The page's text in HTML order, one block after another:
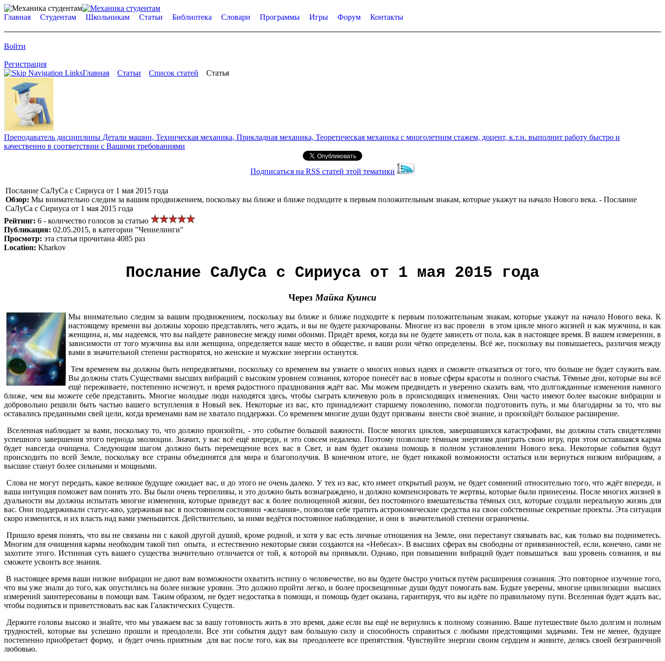
Главная Студентам Школьникам Статьи Библиотека Словари Программы Игры Форум Контакты
Войти
Регистрация
Главная
Статьи Список статей Статья
Преподаватель дисциплины Детали машин, Техническая механика, Прикладная механика, Теоретическая механика с многолетним стажем, доцент, к.т.н. выполнит работу быстро и
качественно в соответствии с Вашими требованиями
Подписаться на RSS статей этой тематики
Послание СаЛуСа с Сириуса от 1 мая 2015 года
Обзор: Мы внимательно следим за вашим продвижением, поскольку вы ближе и ближе подходите к первым положительным знакам, которые укажут на начало Нового века. - Послание
СаЛуСа с Сириуса от 1 мая 2015 года
Рейтинг: 6 - количество голосов за статью
Публикация: 02.05.2015, в категории "Ченнелинги"
Просмотр: эта статья прочитана 4085 раз
Location: Kharkov
Послание СаЛуСа с Сириуса от 1 мая 2015 года
ЧерезМайка Куинси
Мы внимательно следим за вашим продвижением, поскольку вы ближе и ближе подходите к первым положительным знакам, которые укажут на начало Нового века. К
настоящему времени вы должны хорошо представлять, чего ждать, и вы не будете разочарованы. Многие из вас провели в этом цикле много жизней и как мужчина, и как
женщина, и, мы надеемся, что вы найдете равновесие между ними обоими. Придёт время, когда вы не будете зависеть от пола, как в настоящее время. В вашем измерении, в
зависимости от того мужчина вы или женщина, определяется ваше место в обществе, и ваши роли чётко определены. Всё же, поскольку вы повышаетесь, различия между
вами в значительной степени растворятся, но женские и мужские энергии останутся.
Тем временем вы должны быть непредвзятыми, поскольку со временем вы узнаете о многих новых идеях и сможете отказаться от того, что больше не будет служить вам.
Вы должны стать Существами высших вибраций с высоким уровнем сознания, которое понесёт вас в новые сферы красоты и полного счастья. Тёмные дни, которые вы всё
ещё переживаете, постепенно исчезнут, и время радостного празднования ждёт вас. Мы можем предвидеть и уверенно сказать вам, что долгожданные изменения намного
ближе, чем вы можете себе представить. Многие молодые люди находятся здесь, чтобы сыграть ключевую роль в происходящих изменениях. Они часто имеют более высокие вибрации и
добровольно решили быть частью вашего вступления в Новый век. Некоторые из вас, кто принадлежит старшему поколению, помогли подготовить путь, и мы благодарны за то, что вы
оставались преданными свей цели, когда временами вам не хватало поддержки. Со временем многие души будут призваны внести своё знание, и произойдёт большое расширение.
Вселенная наблюдает за вами, поскольку то, что должно произойти, - это событие большой важности. После многих циклов, завершавшихся катастрофами, вы должны стать свидетелями
успешного завершения этого периода эволюции. Значит, у вас всё ещё впереди, и это совсем недалеко. Поэтому позвольте тёмным энергиям доиграть свою игру, при этом оставшаяся карма
будет навсегда очищена. Следующим шагом должно быть перемещение всех вас в Свет, и вам будет оказана помощь в полном установлении Нового века. Некоторые события будут
происходить по всей Земле, поскольку все страны объединятся для мира и благополучия. В конечном итоге, не будет никакой возможности остаться или вернуться низким вибрациям, а
высшие станут более сильными и мощными.
Слова не могут передать, какое великое будущее ожидает вас, и до этого не очень далеко. У тех из вас, кто имеет открытый разум, не будет сомнений относительно того, что ждёт впереди, и
ваша интуиция поможет вам понять это. Вы были очень терпеливы, и это должно быть вознаграждено, и должно компенсировать те жертвы, которые были принесены. После многих жизней в
дуальности вы должны испытать многие изменения, которые приведут вас к более полноценной жизни, без постоянного вмешательства тёмных сил, которые создали нереальную жизнь для
вас. Они поддерживали статус-кво, удерживая вас в постоянном состоянии «желания», позволяя себе тратить астрономические средства на свои собственные секретные проекты. Эта ситуация
скоро изменится, и их власть над вами уменьшится. Действительно, за ними ведётся постоянное наблюдение, и они в значительной степени ограничены.
Пришло время понять, что вы не связаны ни с какой другой душой, кроме родной, и хотя у вас есть личные отношения на Земле, они перестанут связывать вас, как только вы подниметесь.
Многим для очищения кармы необходим такой тип опыта, и естественно некоторые связи создаются на «Небесах». В высших сферах вы свободны от привязанностей, если, конечно, сами не
захотите этого. Истинная суть вашего существа значительно отличается от той, к которой вы привыкли. Однако, при повышении вибраций будет повышаться ваш уровень сознания, и вы
сможете усвоить все знания.
В настоящее время ваши низкие вибрации не дают вам возможности охватить истину о человечестве, но вы будете быстро учиться путём расширения сознания. Это повторное изучение того,
что вы уже знали до того, как опустились на более низкие уровни. Это должно пройти легко, и более просвещенные души будут помогать вам. Будьте уверены, многие цивилизации высших
измерений заинтересованы в помощи вам. Таким образом, не будет недостатка в помощи, и помощь будет оказана, гарантируя, что вы идёте по правильному пути. Вселенная будет ждать вас,
чтобы подняться и приветствовать вас как Галактических Существ.
Держите головы высоко и знайте, что мы уважаем вас за вашу готовность жить в это время, даже если вы ещё не вернулись к полному сознанию. Ваше путешествие было долгим и полным
трудностей, которые вы успешно прошли и преодолели. Все эти события дадут вам большую силу и способность справиться с любыми предстоящими задачами. Тем не менее, будущее
постепенно приобретает форму, и будет очень приятным для вас после того, как вы преодолеете все препятствия. Чувствуйте энергии своим сердцем и живите, делясь своей безграничной
любовью.